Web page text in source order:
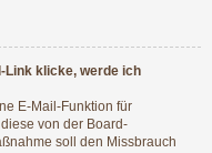
Link klicke, werde ich
E-Mail-Funktion für
von der Board-
soll den Missbrauch